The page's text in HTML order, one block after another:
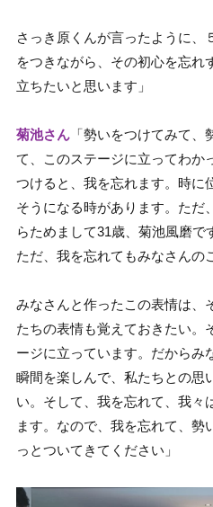
さっき原くんが言ったように、
をつきながら、その初心を忘れ
立ちたいと思います」
菊池さん 「勢いをつけてみて
て、このステージに立ってわか
つけると、我を忘れます。時に
そうになる時があります。ただ
らためまして31歳、菊池風磨で
ただ、我を忘れてもみなさんの
みなさんと作ったこの表情は、
たちの表情も覚えておきたい。
ージに立っています。だからみ
瞬間を楽しんで、私たちとの思
い。そして、我を忘れて、我々
ます。なので、我を忘れて、勢
っとついてきてください」